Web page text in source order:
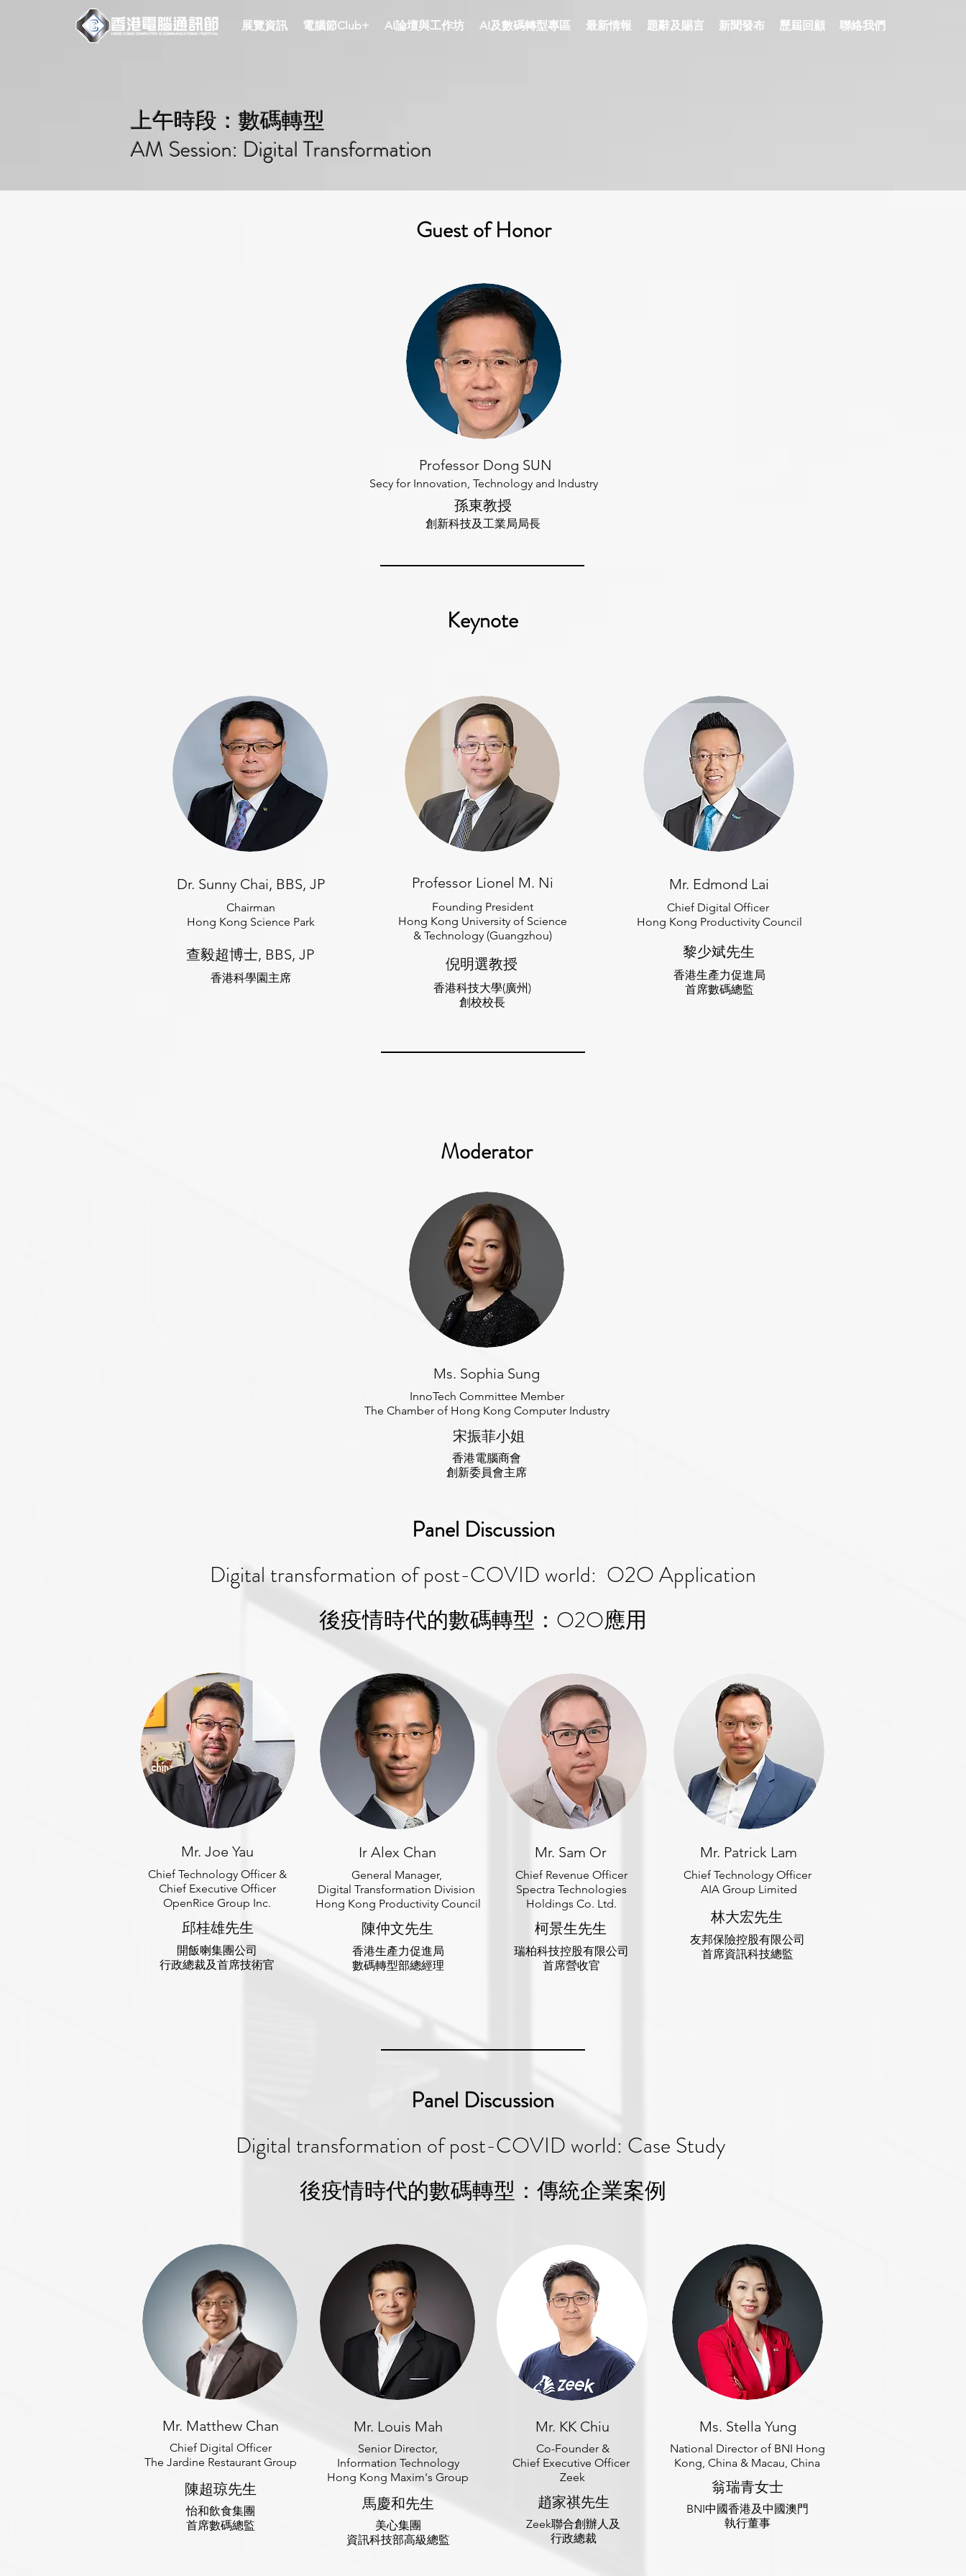
展覽資訊 電腦節Club+ AI論壇與工作坊 AI及數碼轉型專區 最新情報 題辭及賜言 新聞發布 歷屆回顧 聯絡我們
上午時段：數碼轉型
AM Session: Digital Transformation
Guest of Honor
Professor Dong SUN
Secy for Innovation, Technology and Industry
孫東教授
創新科技及工業局局長
Keynote
Chairman
Hong Kong Science Park
查毅超博士, BBS, JP
香港科學園主席
Professor Lionel M. Ni
Founding President
Hong Kong University of Science
& Technology (Guangzhou)
倪明選教授
香港科技大學(廣州)
創校校長
Mr. Edmond Lai
Chief Digital Officer
Hong Kong Productivity Council
黎少斌先生
香港生產力促進局
首席數碼總監
Dr. Sunny Chai, BBS, JP
Moderator
Ms. Sophia Sung
InnoTech Committee Member
The Chamber of Hong Kong Computer Industry
宋振菲小姐
香港電腦商會
創新委員會主席
Panel Discussion
Digital transformation of post-COVID world: O2O Application
後疫情時代的數碼轉型：O2O應用
Mr. Joe Yau
Chief Technology Officer &
Chief Executive Officer
OpenRice Group Inc.
邱桂雄先生
開飯喇集團公司
行政總裁及首席技術官
Ir Alex Chan
General Manager,
Digital Transformation Division
Hong Kong Productivity Council
陳仲文先生
香港生產力促進局
數碼轉型部總經理
Mr. Sam Or
Chief Revenue Officer
Spectra Technologies
Holdings Co. Ltd.
柯景生先生
瑞柏科技控股有限公司
首席營收官
Mr. Patrick Lam
Chief Technology Officer
AIA Group Limited
林大宏先生
友邦保險控股有限公司
首席資訊科技總監
Panel Discussion
Digital transformation of post-COVID world: Case Study
後疫情時代的數碼轉型：傳統企業案例
Mr. Matthew Chan
Chief Digital Officer
The Jardine Restaurant Group
陳超琼先生
怡和飲食集團
​首席數碼總監
Mr. Louis Mah
Senior Director,
Information Technology
Hong Kong Maxim's Group
馬慶和先生
美心集團
資訊科技部高級總監
Mr. KK Chiu
Co-Founder &
Chief Executive Officer
Zeek
趙家祺先生
Zeek聯合創辦人及
行政總裁
Ms. Stella Yung
National Director of BNI Hong
Kong, China & Macau, China
翁瑞青女士
BNI中國香港及中國澳門
執行董事